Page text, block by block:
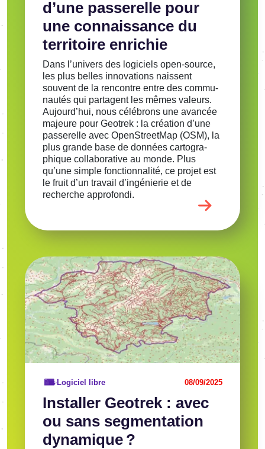
d’une passe­relle pour
une connais­sance du
terri­toire enri­chie
Dans l’uni­vers des logi­ciels open-source,
les plus belles inno­va­tions naissent
souvent de la rencontre entre des commu­
nau­tés qui partagent les mêmes valeurs.
Aujour­d’hui, nous célé­brons une avan­cée
majeure pour Geotrek : la créa­tion d’une
passe­relle avec OpenS­treet­Map (OSM), la
plus grande base de données carto­gra­
phique colla­bo­ra­tive au monde. Plus
qu’une simple fonc­tion­na­lité, ce projet est
le fruit d’un travail d’in­gé­nie­rie et de
recherche appro­fondi.
Instal­ler Geotrek : avec
ou sans segmen­ta­tion
dyna­mique ?
Logiciel libre 08/09/2025
Voir l'article
Image